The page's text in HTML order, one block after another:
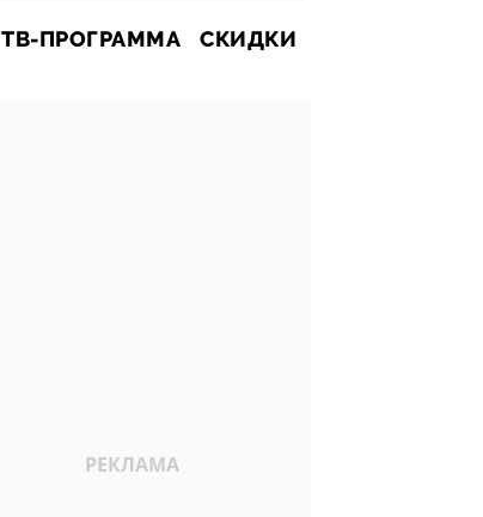
ТВ-ПРОГРАММА СКИДКИ